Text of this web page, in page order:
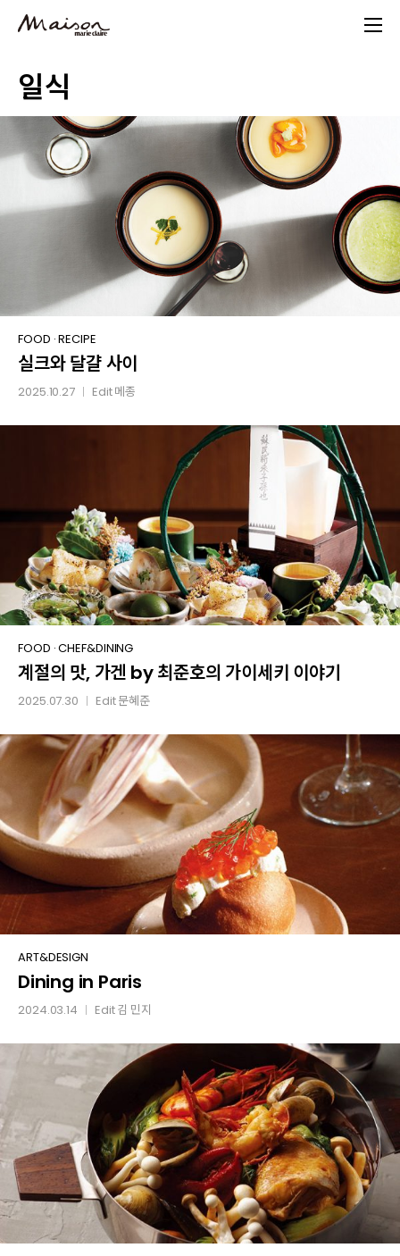
content
일식
실크와
달걀
사이
FOOD ·RECIPE
실크와 달걀 사이
2025.10.27 Edit메종
계절의
맛,
가겐
최준호의
가이세키
이야기
FOOD ·CHEF&DINING
계절의 맛, 가겐 by 최준호의 가이세키 이야기
2025.07.30 Edit문혜준
Dining
in
Paris
ART&DESIGN
Dining in Paris
2024.03.14 Edit김 민지